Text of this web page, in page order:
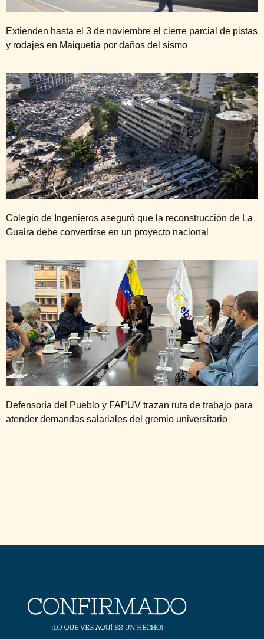
Extienden hasta el 3 de noviembre el cierre parcial de pistas
y rodajes en Maiquetía por daños del sismo
Colegio de Ingenieros aseguró que la reconstrucción de La
Guaira debe convertirse en un proyecto nacional
Defensoría del Pueblo y FAPUV trazan ruta de trabajo para
atender demandas salariales del gremio universitario